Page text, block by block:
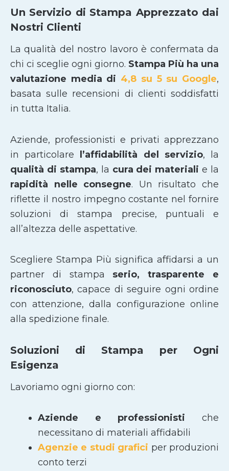
Un Servizio di Stampa Apprezzato dai
Nostri Clienti
La qualità del nostro lavoro è confermata da
chi ci sceglie ogni giorno. Stampa Più ha una
valutazione media di 4,8 su 5 su Google,
basata sulle recensioni di clienti soddisfatti
in tutta Italia.
Aziende, professionisti e privati apprezzano
in particolare
l’affidabilità del servizio, la
qualità di stampa, la cura dei materiali e la
rapidità nelle consegne. Un risultato che
riflette il nostro impegno costante nel fornire
soluzioni di stampa precise, puntuali e
all’altezza delle aspettative.
Scegliere Stampa Più significa affidarsi a un
partner di stampa serio, trasparente e
riconosciuto, capace di seguire ogni ordine
con attenzione, dalla configurazione online
alla spedizione finale.
Soluzioni di Stampa per Ogni
Esigenza
Lavoriamo ogni giorno con:
Aziende e professionisti che
necessitano di materiali affidabili
Agenzie e studi grafici per produzioni
conto terzi